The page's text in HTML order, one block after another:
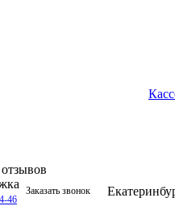
46
Заказать звонок